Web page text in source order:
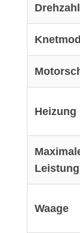
Drehzahl
Heizung
Waage